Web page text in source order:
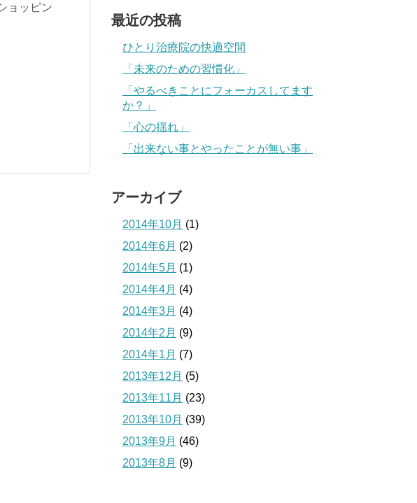
ョッピン
最近の投稿
ひとり治療院の快適空間
「未来のための習慣化」
「やるべきことにフォーカスしてます
か？」
「心の揺れ」
「出来ない事とやったことが無い事」
アーカイブ
2014年10月 (1)
2014年6月 (2)
2014年5月 (1)
2014年4月 (4)
2014年3月 (4)
2014年2月 (9)
2014年1月 (7)
2013年12月 (5)
2013年11月 (23)
2013年10月 (39)
2013年9月 (46)
2013年8月 (9)